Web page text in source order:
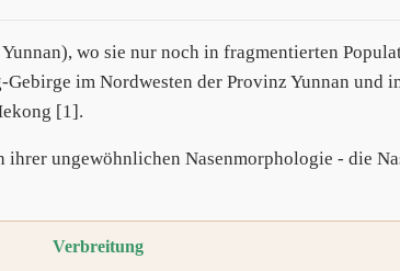
wo sie nur noch in fragmentierten
im Nordwesten der Provinz Yunnan und
[1].
ihrer ungewöhnlichen Nasenmorphologie - die
Verbreitung